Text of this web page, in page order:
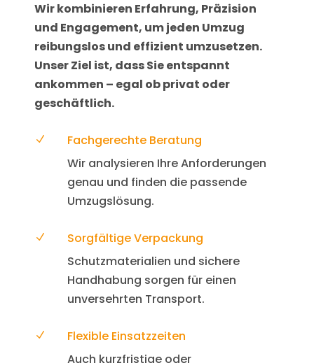
Wir kombinieren Erfahrung, Präzision
und Engagement, um jeden Umzug
reibungslos und effizient umzusetzen.
Unser Ziel ist, dass Sie entspannt
ankommen – egal ob privat oder
geschäftlich.
N
Fachgerechte Beratung
Wir analysieren Ihre Anforderungen
genau und finden die passende
Umzugslösung.
N
Sorgfältige Verpackung
Schutzmaterialien und sichere
Handhabung sorgen für einen
unversehrten Transport.
N
Flexible Einsatzzeiten
Auch kurzfristige oder